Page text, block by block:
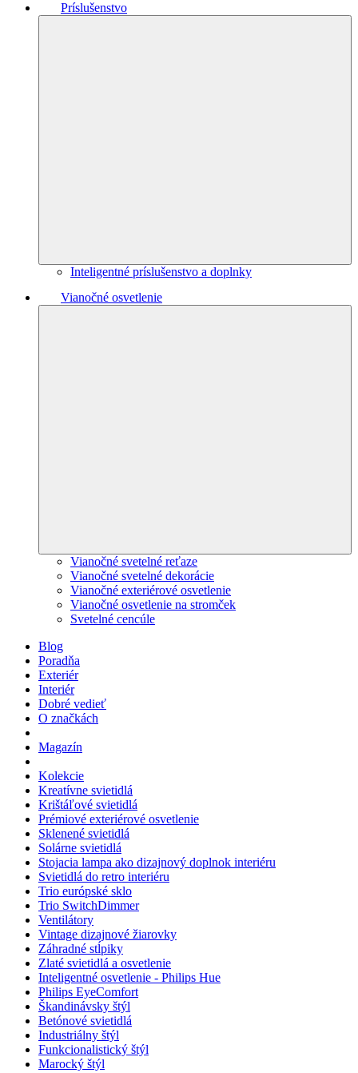
Príslušenstvo
Inteligentné príslušenstvo a doplnky
Vianočné osvetlenie
Vianočné svetelné reťaze
Vianočné svetelné dekorácie
Vianočné exteriérové osvetlenie
Vianočné osvetlenie na stromček
Svetelné cencúle
Blog
Poradňa
Exteriér
Interiér
Dobré vedieť
O značkách
Magazín
Kolekcie
Kreatívne svietidlá
Krištáľové svietidlá
Prémiové exteriérové osvetlenie
Sklenené svietidlá
Solárne svietidlá
Stojacia lampa ako dizajnový doplnok interiéru
Svietidlá do retro interiéru
Trio európské sklo
Trio SwitchDimmer
Ventilátory
Vintage dizajnové žiarovky
Záhradné stĺpiky
Zlaté svietidlá a osvetlenie
Inteligentné osvetlenie - Philips Hue
Philips EyeComfort
Škandinávsky štýl
Betónové svietidlá
Industriálny štýl
Funkcionalistický štýl
Marocký štýl